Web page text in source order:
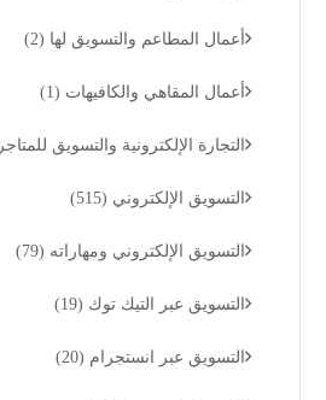
أعمال المطاعم والتسويق لها (2)
أعمال المقاهي والكافيهات (1)
التجارة الإلكترونية والتسويق للمتاجر
التسويق الإلكتروني (515)
التسويق الإلكتروني ومهاراته (79)
التسويق عبر التيك توك (19)
التسويق عبر انستجرام (20)